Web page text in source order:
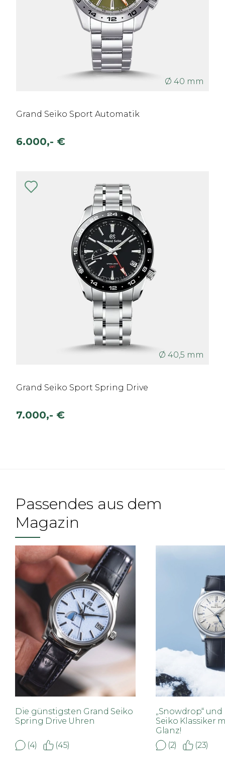
Ø 40 mm
Grand Seiko Sport Automatik
6.000,- €
Ø 40,5 mm
Grand Seiko Sport Spring Drive
7.000,- €
Passendes aus dem
Magazin
Die günstigsten Grand Seiko
Spring Drive Uhren
(4) (45)
„Snowdrop“
Seiko Klassiker
Glanz!
(2)
(23)